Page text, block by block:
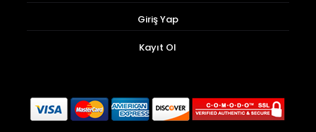
Giriş Yap
Kayıt Ol